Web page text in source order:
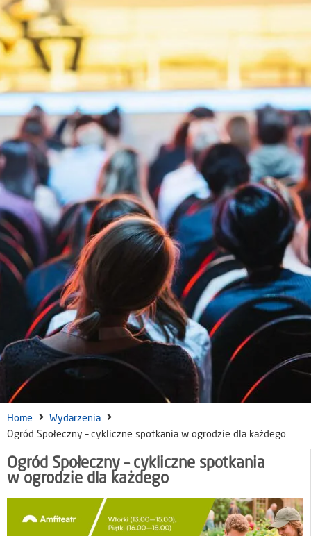
Home
Wydarzenia
Ogród Społeczny – cykliczne spotkania w ogrodzie dla każdego
Ogród Społeczny – cykliczne spotkania
w ogrodzie dla każdego